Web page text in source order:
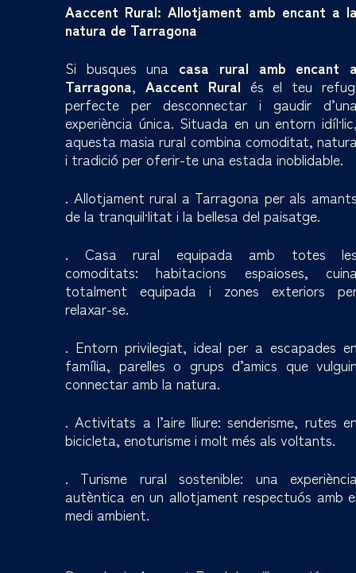
Aaccent Rural: Allotjament amb encant a
natura de Tarragona
Si busques una casa rural amb encant
Tarragona, Aaccent Rural és el teu
perfecte per desconnectar i gaudir
experiència única. Situada en un entorn
aquesta masia rural combina comoditat,
i tradició per oferir-te una estada inoblidable.
. Allotjament rural a Tarragona per als
de la tranquil·litat i la bellesa del paisatge.
. Casa rural equipada amb totes
comoditats: habitacions espaioses,
totalment equipada i zones exteriors
relaxar-se.
. Entorn privilegiat, ideal per a escapades
família, parelles o grups d’amics que
connectar amb la natura.
. Activitats a l’aire lliure: senderisme, rutes
bicicleta, enoturisme i molt més als voltants.
. Turisme rural sostenible: una
autèntica en un allotjament respectuós amb
medi ambient.